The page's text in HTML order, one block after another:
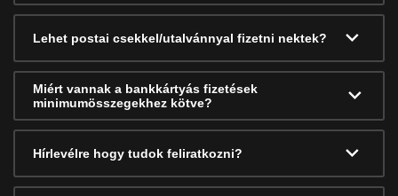
Lehet postai csekkel/utalvánnyal fizetni nektek?
Miért vannak a bankkártyás fizetések
minimumösszegekhez kötve?
Hírlevélre hogy tudok feliratkozni?